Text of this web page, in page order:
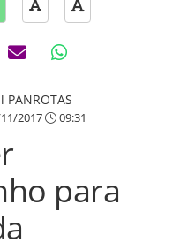
2017 09:31
para